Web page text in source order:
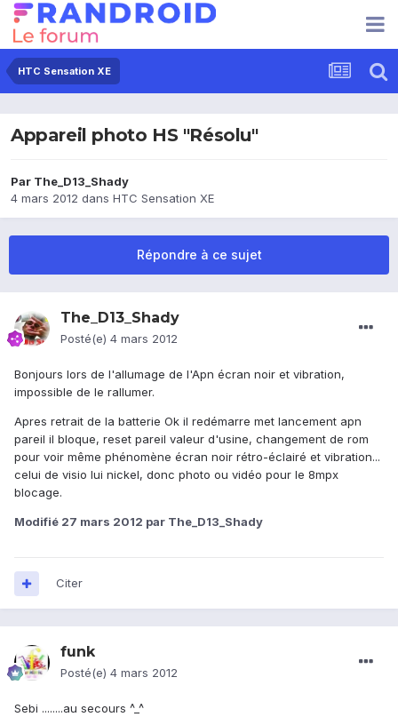
HTC Sensation XE
Appareil photo HS "Résolu"
Par The_D13_Shady
4 mars 2012 dans HTC Sensation XE
Répondre à ce sujet
The_D13_Shady
Posté(e) 4 mars 2012
Bonjours lors de l'allumage de l'Apn écran noir et vibration,
impossible de le rallumer.
Apres retrait de la batterie Ok il redémarre met lancement apn
pareil il bloque, reset pareil valeur d'usine, changement de rom
pour voir même phénomène écran noir rétro-éclairé et vibration...
celui de visio lui nickel, donc photo ou vidéo pour le 8mpx
blocage.
Modifié 27 mars 2012 par The_D13_Shady
Citer
funk
Posté(e) 4 mars 2012
Sebi ........au secours ^_^